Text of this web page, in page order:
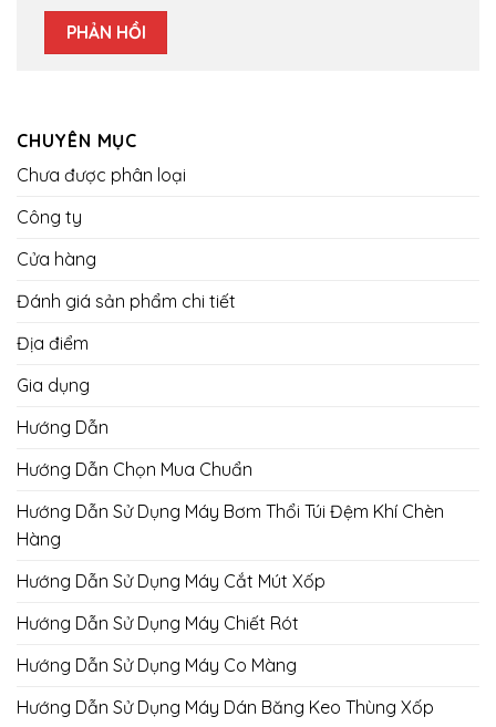
CHUYÊN MỤC
Chưa được phân loại
Công ty
Cửa hàng
Đánh giá sản phẩm chi tiết
Địa điểm
Gia dụng
Hướng Dẫn
Hướng Dẫn Chọn Mua Chuẩn
Hướng Dẫn Sử Dụng Máy Bơm Thổi Túi Đệm Khí Chèn
Hàng
Hướng Dẫn Sử Dụng Máy Cắt Mút Xốp
Hướng Dẫn Sử Dụng Máy Chiết Rót
Hướng Dẫn Sử Dụng Máy Co Màng
Hướng Dẫn Sử Dụng Máy Dán Băng Keo Thùng Xốp